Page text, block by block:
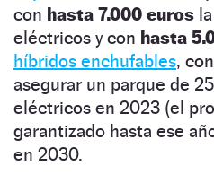
con hasta 7.000 euros
eléctricos y con hasta
híbridos enchufables,
asegurar un parque de
eléctricos en 2023 (el
garantizado hasta ese
en 2030.